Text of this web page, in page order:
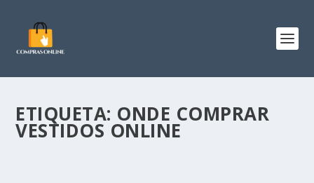
ETIQUETA: ONDE COMPRAR
VESTIDOS ONLINE